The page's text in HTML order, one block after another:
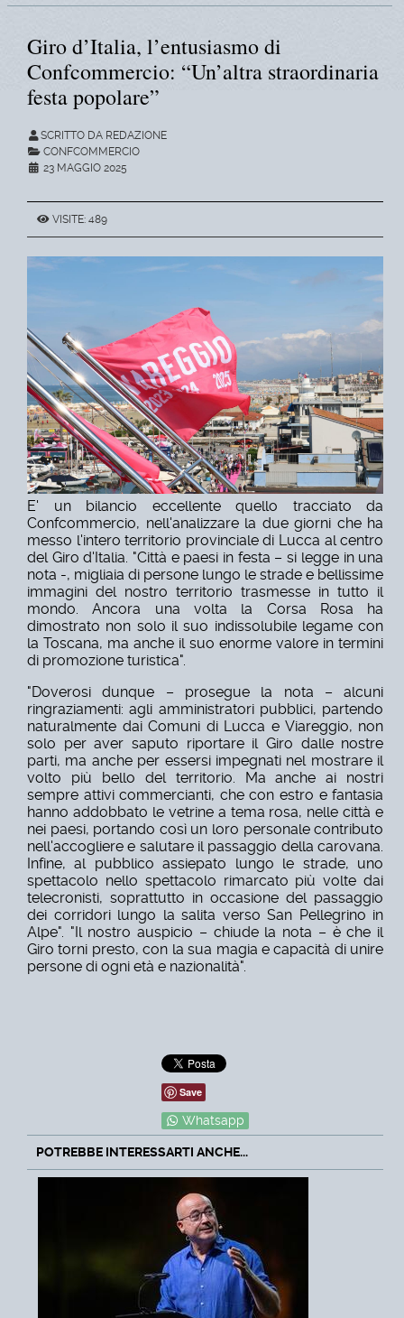
Giro d’Italia, l’entusiasmo di
Confcommercio: “Un’altra straordinaria
festa popolare”
SCRITTO DA REDAZIONE
CONFCOMMERCIO
23 MAGGIO 2025
VISITE: 489
E' un bilancio eccellente quello tracciato da
Confcommercio, nell'analizzare la due giorni che ha
messo l'intero territorio provinciale di Lucca al centro
del Giro d'Italia. "Città e paesi in festa – si legge in una
nota -, migliaia di persone lungo le strade e bellissime
immagini del nostro territorio trasmesse in tutto il
mondo. Ancora una volta la Corsa Rosa ha
dimostrato non solo il suo indissolubile legame con
la Toscana, ma anche il suo enorme valore in termini
di promozione turistica".
"Doverosi dunque – prosegue la nota – alcuni
ringraziamenti: agli amministratori pubblici, partendo
naturalmente dai Comuni di Lucca e Viareggio, non
solo per aver saputo riportare il Giro dalle nostre
parti, ma anche per essersi impegnati nel mostrare il
volto più bello del territorio. Ma anche ai nostri
sempre attivi commercianti, che con estro e fantasia
hanno addobbato le vetrine a tema rosa, nelle città e
nei paesi, portando così un loro personale contributo
nell'accogliere e salutare il passaggio della carovana.
Infine, al pubblico assiepato lungo le strade, uno
spettacolo nello spettacolo rimarcato più volte dai
telecronisti, soprattutto in occasione del passaggio
dei corridori lungo la salita verso San Pellegrino in
Alpe". "Il nostro auspicio – chiude la nota – è che il
Giro torni presto, con la sua magia e capacità di unire
persone di ogni età e nazionalità".
Save
Whatsapp
POTREBBE INTERESSARTI ANCHE...